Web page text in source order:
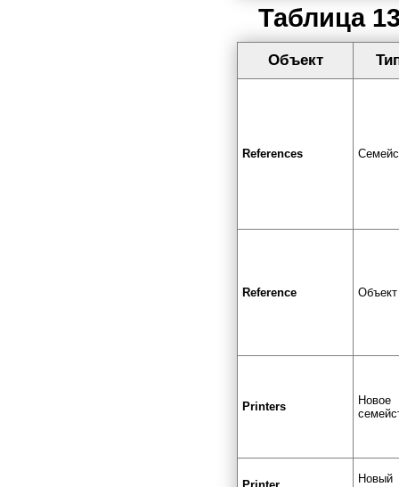
Таблица
Объект
References
Reference Объект
Printers
Новое
Новый